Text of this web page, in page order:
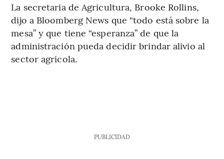
La secretaria de Agricultura, Brooke Rollins,
dijo a Bloomberg News que “todo está sobre la
mesa” y que tiene “esperanza” de que la
administración pueda decidir brindar alivio al
sector agrícola.
PUBLICIDAD